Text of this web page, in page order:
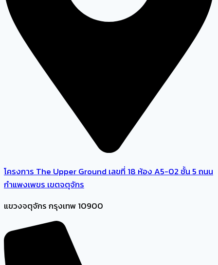
โครงการ The Upper Ground เลขที่ 18 ห้อง A5-02 ชั้น 5 ถนน
กำแพงเพขร เขตจตุจักร
แขวงจตุจักร กรุงเทพ 10900